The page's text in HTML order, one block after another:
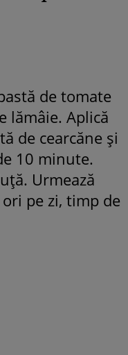
de tomate
lămâie. Aplică
de cearcăne și
10 minute.
Urmează
pe zi, timp de